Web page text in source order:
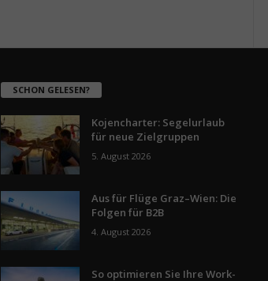
SCHON GELESEN?
Kojencharter: Segelurlaub
für neue Zielgruppen
5. August 2026
Aus für Flüge Graz–Wien: Die
Folgen für B2B
4. August 2026
So optimieren Sie Ihre Work-